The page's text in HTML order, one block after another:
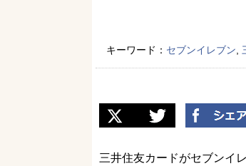
キーワード： セブンイレブン
三井住友カードがセブンイ